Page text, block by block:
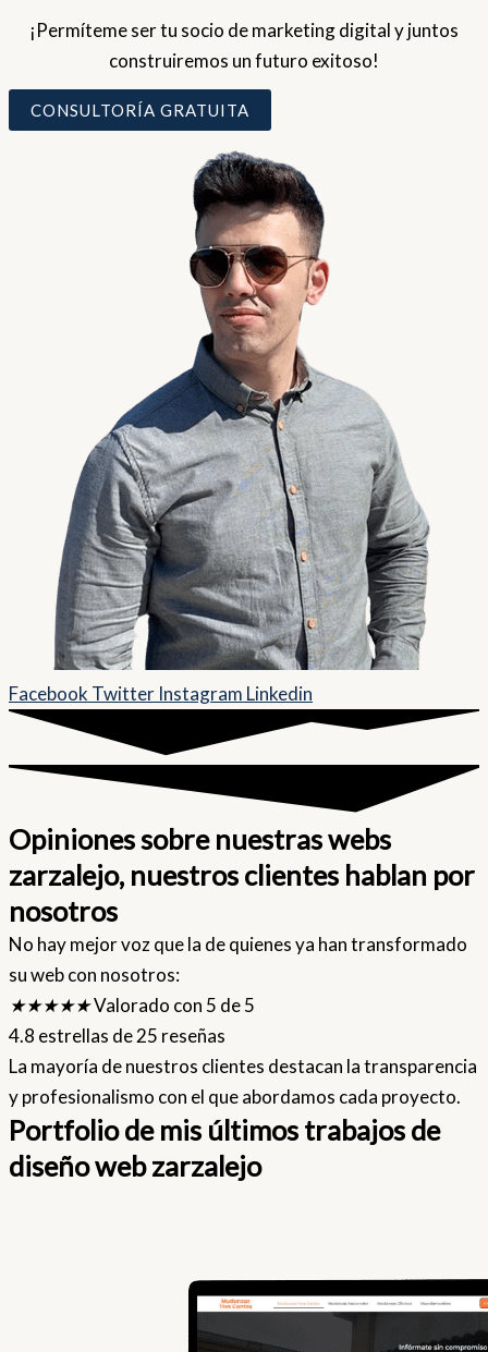
¡Permíteme ser tu socio de marketing digital y juntos
construiremos un futuro exitoso!
CONSULTORÍA GRATUITA
Facebook Twitter Instagram Linkedin
Opiniones sobre nuestras webs
zarzalejo, nuestros clientes hablan por
nosotros
No hay mejor voz que la de quienes ya han transformado
su web con nosotros:
★★★★★Valorado con 5 de 5
4.8 estrellas de 25 reseñas
La mayoría de nuestros clientes destacan la transparencia
y profesionalismo con el que abordamos cada proyecto.
Portfolio de mis últimos trabajos de
diseño web zarzalejo